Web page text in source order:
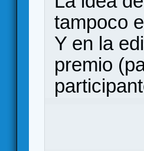
tampoco
Y en la
premio